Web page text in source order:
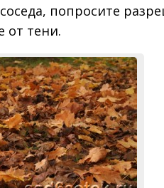
соседа, попросите
от тени.